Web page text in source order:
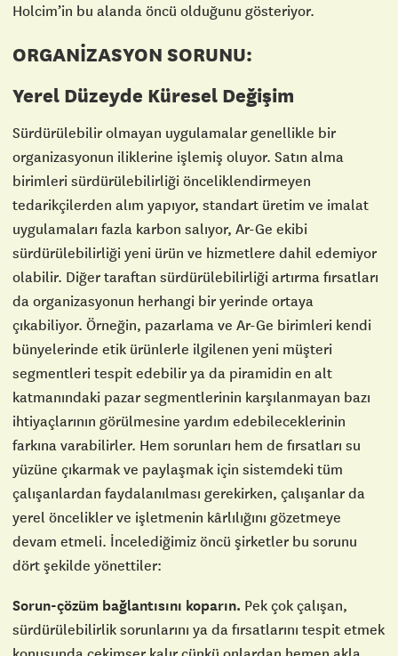
Holcim’in bu alanda öncü olduğunu gösteriyor.
ORGANİZASYON SORUNU:
Yerel Düzeyde Küresel Değişim
Sürdürülebilir olmayan uygulamalar genellikle bir
organizasyonun iliklerine işlemiş oluyor. Satın alma
birimleri sürdürülebilirliği önceliklendirmeyen
tedarikçilerden alım yapıyor, standart üretim ve imalat
uygulamaları fazla karbon salıyor, Ar-Ge ekibi
sürdürülebilirliği yeni ürün ve hizmetlere dahil edemiyor
olabilir. Diğer taraftan sürdürülebilirliği artırma fırsatları
da organizasyonun herhangi bir yerinde ortaya
çıkabiliyor. Örneğin, pazarlama ve Ar-Ge birimleri kendi
bünyelerinde etik ürünlerle ilgilenen yeni müşteri
segmentleri tespit edebilir ya da piramidin en alt
katmanındaki pazar segmentlerinin karşılanmayan bazı
ihtiyaçlarının görülmesine yardım edebileceklerinin
farkına varabilirler. Hem sorunları hem de fırsatları su
yüzüne çıkarmak ve paylaşmak için sistemdeki tüm
çalışanlardan faydalanılması gerekirken, çalışanlar da
yerel öncelikler ve işletmenin kârlılığını gözetmeye
devam etmeli. İncelediğimiz öncü şirketler bu sorunu
dört şekilde yönettiler:
Sorun-çözüm bağlantısını koparın. Pek çok çalışan,
sürdürülebilirlik sorunlarını ya da fırsatlarını tespit etmek